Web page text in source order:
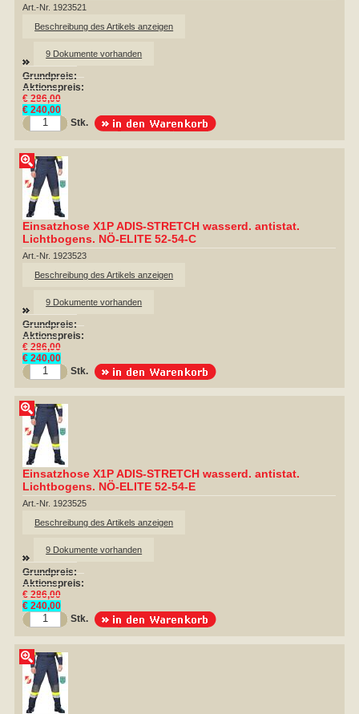
Art.-Nr. 1923521
Beschreibung des Artikels anzeigen
9 Dokumente vorhanden
Grundpreis:
Aktionspreis:
€ 286,00
€ 240,00
Stk.
Einsatzhose X1P ADIS-STRETCH wasserd. antistat.
Lichtbogens. NÖ-ELITE 52-54-C
Art.-Nr. 1923523
Beschreibung des Artikels anzeigen
9 Dokumente vorhanden
Grundpreis:
Aktionspreis:
€ 286,00
€ 240,00
Stk.
Einsatzhose X1P ADIS-STRETCH wasserd. antistat.
Lichtbogens. NÖ-ELITE 52-54-E
Art.-Nr. 1923525
Beschreibung des Artikels anzeigen
9 Dokumente vorhanden
Grundpreis:
Aktionspreis:
€ 286,00
€ 240,00
Stk.